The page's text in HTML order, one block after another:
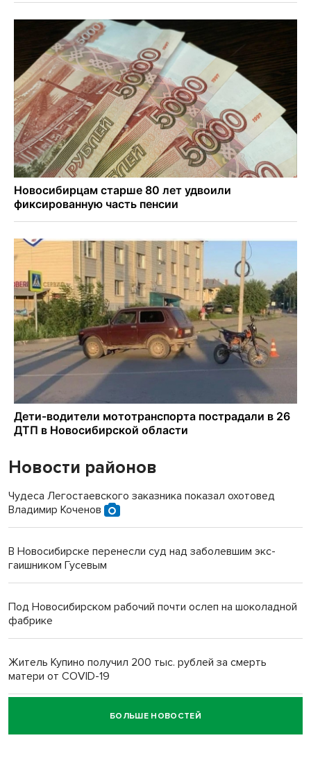
Новости районов
Чудеса Легостаевского заказника показал охотовед
Владимир Коченов
В Новосибирске перенесли суд над заболевшим экс-
гаишником Гусевым
Под Новосибирском рабочий почти ослеп на шоколадной
фабрике
Житель Купино получил 200 тыс. рублей за смерть
матери от COVID-19
Новосибирский суд наказал водителя за смерть
пенсионерки на вокзале
БОЛЬШЕ НОВОСТЕЙ